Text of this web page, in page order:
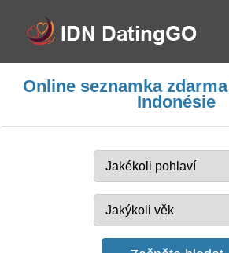
Online seznamka
Indonésie